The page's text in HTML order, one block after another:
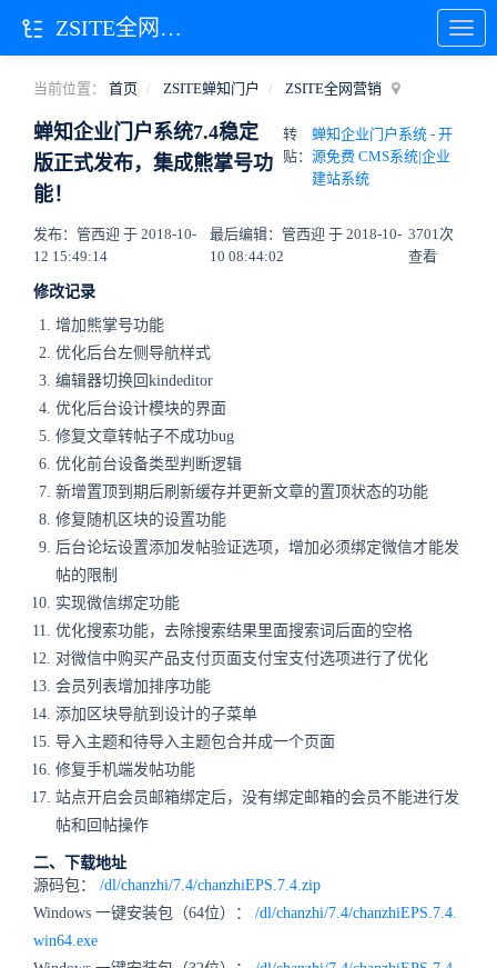
当前位置： 首页 ZSITE蝉知门户 ZSITE全网营销
蝉知企业门户系统7.4稳定
版正式发布，集成熊掌号功
能！
转
贴：
蝉知企业门户系统 - 开
源免费 CMS系统|企业
建站系统
发布：管西迎 于 2018-10-
12 15:49:14
最后编辑：管西迎 于 2018-10-
10 08:44:02
3701次
查看
修改记录
增加熊掌号功能
优化后台左侧导航样式
编辑器切换回kindeditor
优化后台设计模块的界面
修复文章转帖子不成功bug
优化前台设备类型判断逻辑
新增置顶到期后刷新缓存并更新文章的置顶状态的功能
修复随机区块的设置功能
后台论坛设置添加发帖验证选项，增加必须绑定微信才能发
帖的限制
实现微信绑定功能
优化搜索功能，去除搜索结果里面搜索词后面的空格
对微信中购买产品支付页面支付宝支付选项进行了优化
会员列表增加排序功能
添加区块导航到设计的子菜单
导入主题和待导入主题包合并成一个页面
修复手机端发帖功能
站点开启会员邮箱绑定后，没有绑定邮箱的会员不能进行发
帖和回帖操作
二、下载地址
源码包： /dl/chanzhi/7.4/chanzhiEPS.7.4.zip
Windows 一键安装包（64位）： /dl/chanzhi/7.4/chanzhiEPS.7.4.
win64.exe
ZSITE全网营销